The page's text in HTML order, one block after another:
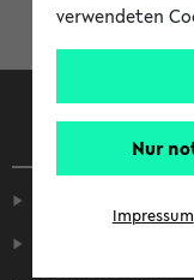
verwendeten
Nur
Impressum